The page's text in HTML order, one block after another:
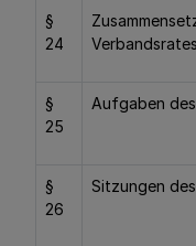
§
24
Verbandsrates
§
25
Aufgaben
§
26
Sitzungen